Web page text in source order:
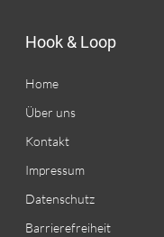
Hook & Loop
Home
Über uns
Kontakt
Impressum
Datenschutz
Barrierefreiheit​​